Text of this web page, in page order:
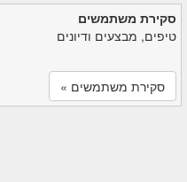
סקירת משתמשים
טיפים, מבצעים ודיונים
סקירת משתמשים »